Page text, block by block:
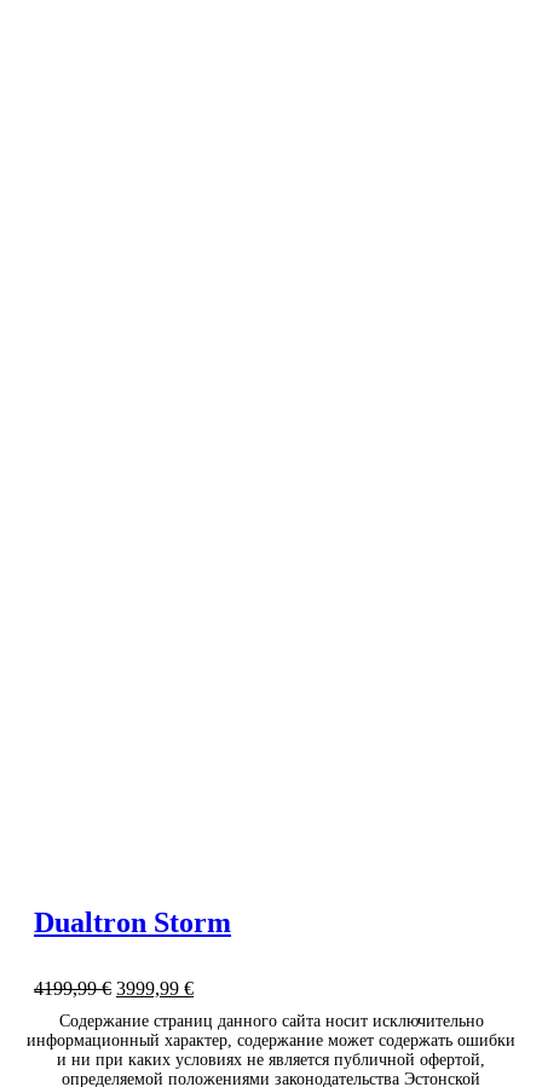
Dualtron Storm
4199,99€ 3999,99 €
Содержание страниц данного сайта носит исключительно
информационный характер, содержание может содержать ошибки
и ни при каких условиях не является публичной офертой,
определяемой положениями законодательства Эстонской